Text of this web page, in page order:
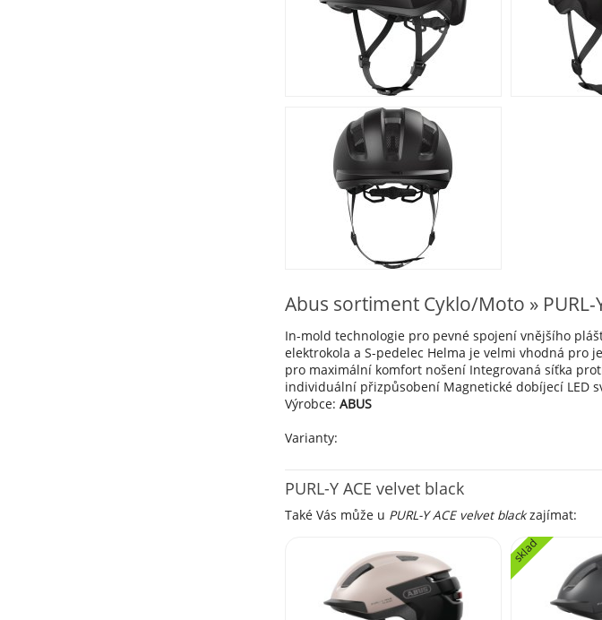
Abus sortiment Cyklo/Moto » PURL-
In-mold technologie pro pevné spojení vnějšího
elektrokola a S-pedelec Helma je velmi vhodná pro
pro maximální komfort nošení Integrovaná síťka
individuální přizpůsobení Magnetické dobíjecí LED
Výrobce:ABUS
Varianty:
PURL-Y ACE velvet black
Také Vás může u PURL-Y ACE velvet blackzajímat:
sklad